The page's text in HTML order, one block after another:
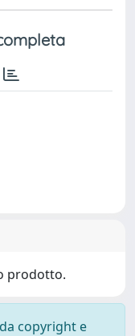
prodotto.
copyright e